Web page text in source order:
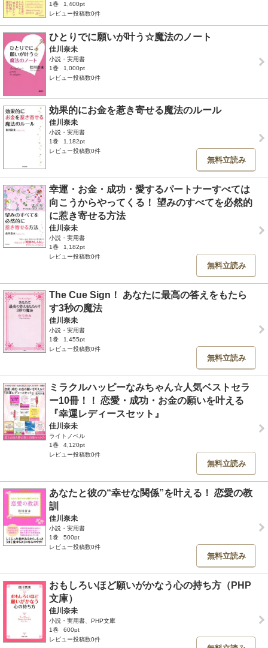
1巻
1,400pt
レビュー投稿数0件
ひとりでに願いが叶う☆魔法のノート
佳川奈未
小説・実用書
1巻
1,000pt
レビュー投稿数0件
効果的にお金を惹き寄せる魔法のルール
佳川奈未
小説・実用書
1巻
1,182pt
レビュー投稿数0件
無料立読み
幸運・お金・成功・愛するパートナーすべては
向こうからやってくる！ 望みのすべてを必然的
に惹き寄せる方法
佳川奈未
小説・実用書
1巻
1,182pt
レビュー投稿数0件
無料立読み
The Cue Sign！ あなたに最高の答えをもたら
す3秒の魔法
佳川奈未
小説・実用書
1巻
1,455pt
レビュー投稿数0件
無料立読み
ミラクルハッピーなみちゃん☆人気ベストセラ
ー10冊！！ 恋愛・成功・お金の願いを叶える
『幸運レディースセット』
佳川奈未
ライトノベル
1巻
4,120pt
レビュー投稿数0件
無料立読み
あなたと彼の“幸せな関係”を叶える！ 恋愛の教
訓
佳川奈未
小説・実用書
1巻
500pt
レビュー投稿数0件
無料立読み
おもしろいほど願いがかなう心の持ち方（PHP
文庫）
佳川奈未
小説・実用書、PHP文庫
1巻
600pt
レビュー投稿数0件